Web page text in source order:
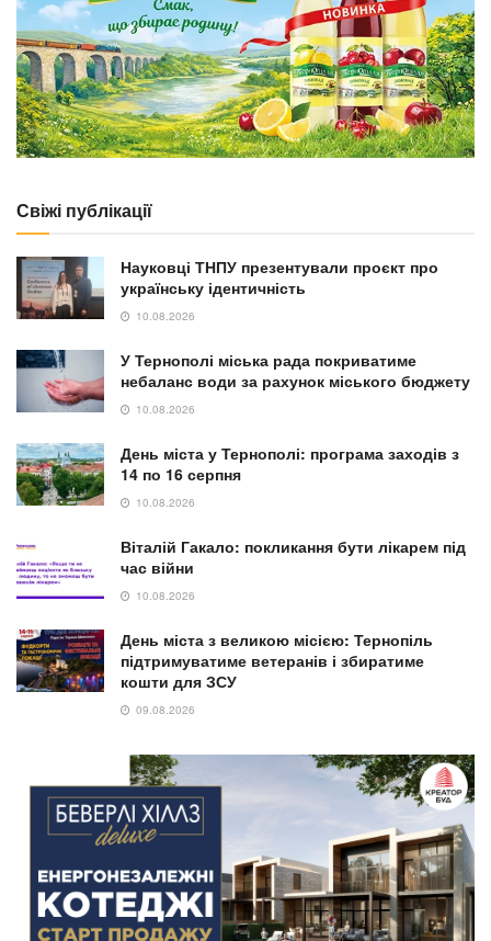
Свіжі публікації
Науковці ТНПУ презентували проєкт про
українську ідентичність
10.08.2026
У Тернополі міська рада покриватиме
небаланс води за рахунок міського бюджету
10.08.2026
День міста у Тернополі: програма заходів з
14 по 16 серпня
10.08.2026
Віталій Гакало: покликання бути лікарем під
час війни
10.08.2026
День міста з великою місією: Тернопіль
підтримуватиме ветеранів і збиратиме
кошти для ЗСУ
09.08.2026